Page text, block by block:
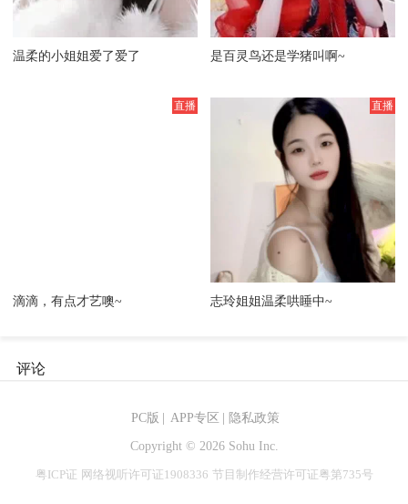
温柔的小姐姐爱了爱了 是百灵鸟还是学猪叫啊~
滴滴，有点才艺噢~ 志玲姐姐温柔哄睡中~
评论
PC版 APP专区 隐私政策
Copyright © 2026 Sohu Inc.
粤ICP证 网络视听许可证1908336 节目制作经营许可证粤第735号